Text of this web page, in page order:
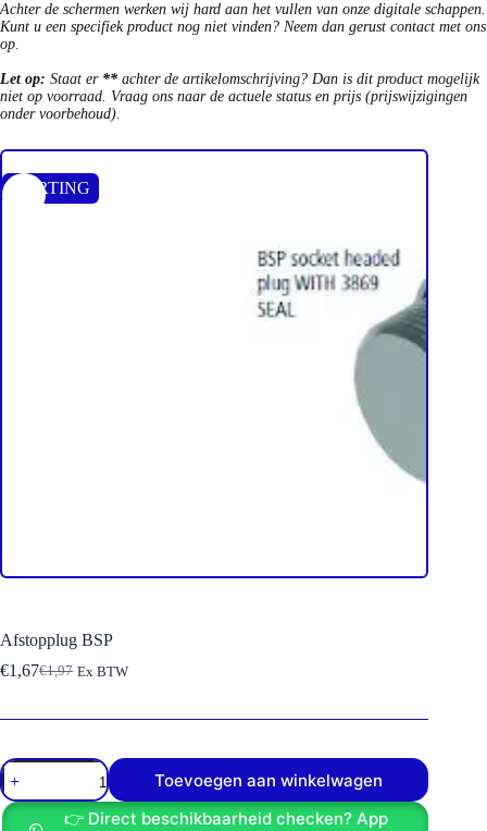
Achter de schermen werken wij hard aan het vullen van onze digitale schappen.
Kunt u een specifiek product nog niet vinden? Neem dan gerust contact met ons
op.
Let op: Staat er ** achter de artikelomschrijving? Dan is dit product mogelijk
niet op voorraad. Vraag ons naar de actuele status en prijs (prijswijzigingen
onder voorbehoud).
KORTING
Afstopplug BSP
€1,97
Oorspronkelijke
was:
€1,67Huidige
is:
Ex BTW
Afstopplug
BSP
aantal
Toevoegen aan winkelwagen
👉 Direct beschikbaarheid checken? App